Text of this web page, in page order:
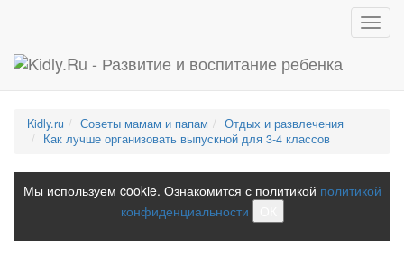
Kidly.ru Советы мамам и папам
Отдых и развлечения
Как лучше организовать выпускной для 3-4 классов
Мы используем cookie. Ознакомится с политикой политикой
конфиденциальности